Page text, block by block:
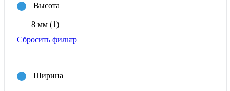
Высота
8 мм (1)
Сбросить фильтр
Ширина